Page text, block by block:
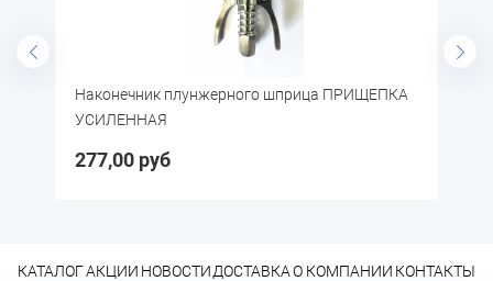
шприца ПРИЩЕПКА Перчатки х/б с латексом
КАТАЛОГАКЦИИ НОВОСТИДОСТАВКА О КОМПАНИИ КОНТАКТЫ